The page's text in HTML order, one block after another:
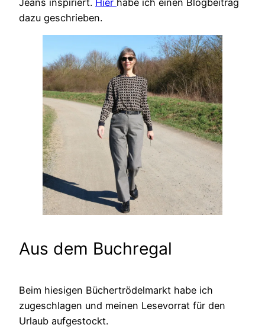
dazu geschrieben.
Aus dem Buchregal
Beim hiesigen Büchertrödelmarkt habe ich
zugeschlagen und meinen Lesevorrat für den
Urlaub aufgestockt.